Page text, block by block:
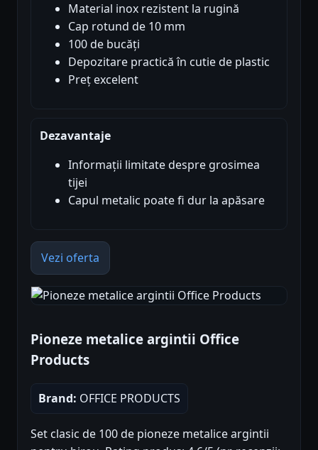
Material inox rezistent la rugină
Cap rotund de 10 mm
100 de bucăți
Depozitare practică în cutie de plastic
Preț excelent
Dezavantaje
Informații limitate despre grosimea
tijei
Capul metalic poate fi dur la apăsare
Vezi oferta
Pioneze metalice argintii Office
Products
Brand: OFFICE PRODUCTS
Set clasic de 100 de pioneze metalice argintii